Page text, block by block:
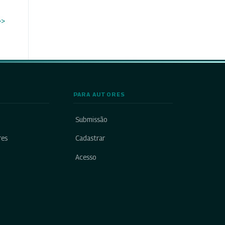
PARA AUTORES
Submissão
Cadastrar
Acesso